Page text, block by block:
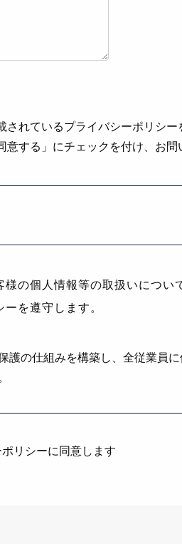
れているプライバシーポリシー
する」にチェックを付け、お問
の個人情報等の取扱いについ
を遵守します。
の仕組みを構築し、全従業員
情報への不正アクセス・紛失
リシーに同意します